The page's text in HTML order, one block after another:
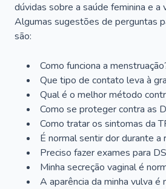
dúvidas sobre a saúde feminina e a
Algumas sugestões de perguntas
são:
Como funciona a
Que tipo de contato leva à
Qual é o melhor método
Como se proteger contra as
Como tratar os sintomas da
É normal sentir dor durante a
Preciso fazer exames para
Minha secreção vaginal é
A aparência da minha vulva é